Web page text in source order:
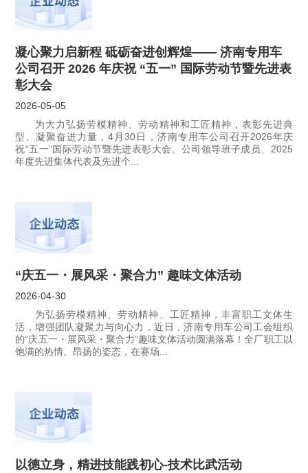
凝心聚力启新程 砥砺奋进创辉煌—— 济南专用车
公司召开 2026 年庆祝 “五一” 国际劳动节暨先进表
彰大会
2026-05-05
为大力弘扬劳模精神、劳动精神和工匠精神，表彰先进典
型、凝聚奋进力量，4月30日，济南专用车公司召开2026年庆
祝“五一”国际劳动节暨先进表彰大会。公司领导班子成员、2025
年度先进集体代表及先进个...
“庆五一・展风采・聚合力” 趣味文体活动
2026-04-30
为弘扬劳模精神、劳动精神、工匠精神，丰富职工文体生
活，增强团队凝聚力与向心力，近日，济南专用车公司工会组织
的“庆五一・展风采・聚合力”趣味文体活动圆满落幕！全厂职工以
饱满的热情、昂扬的姿态，在赛场...
以德立身，精进技能践初心-技术比武活动